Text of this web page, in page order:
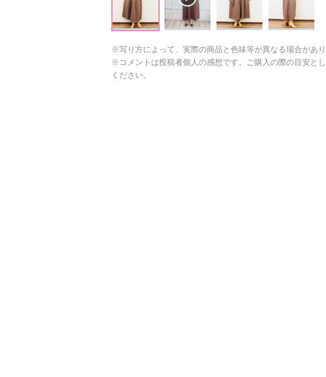
※写り方によって、実際の商品と色味等が異なる場合があり
※コメントは投稿者個人の感想です。ご購入の際の目安と
ください。